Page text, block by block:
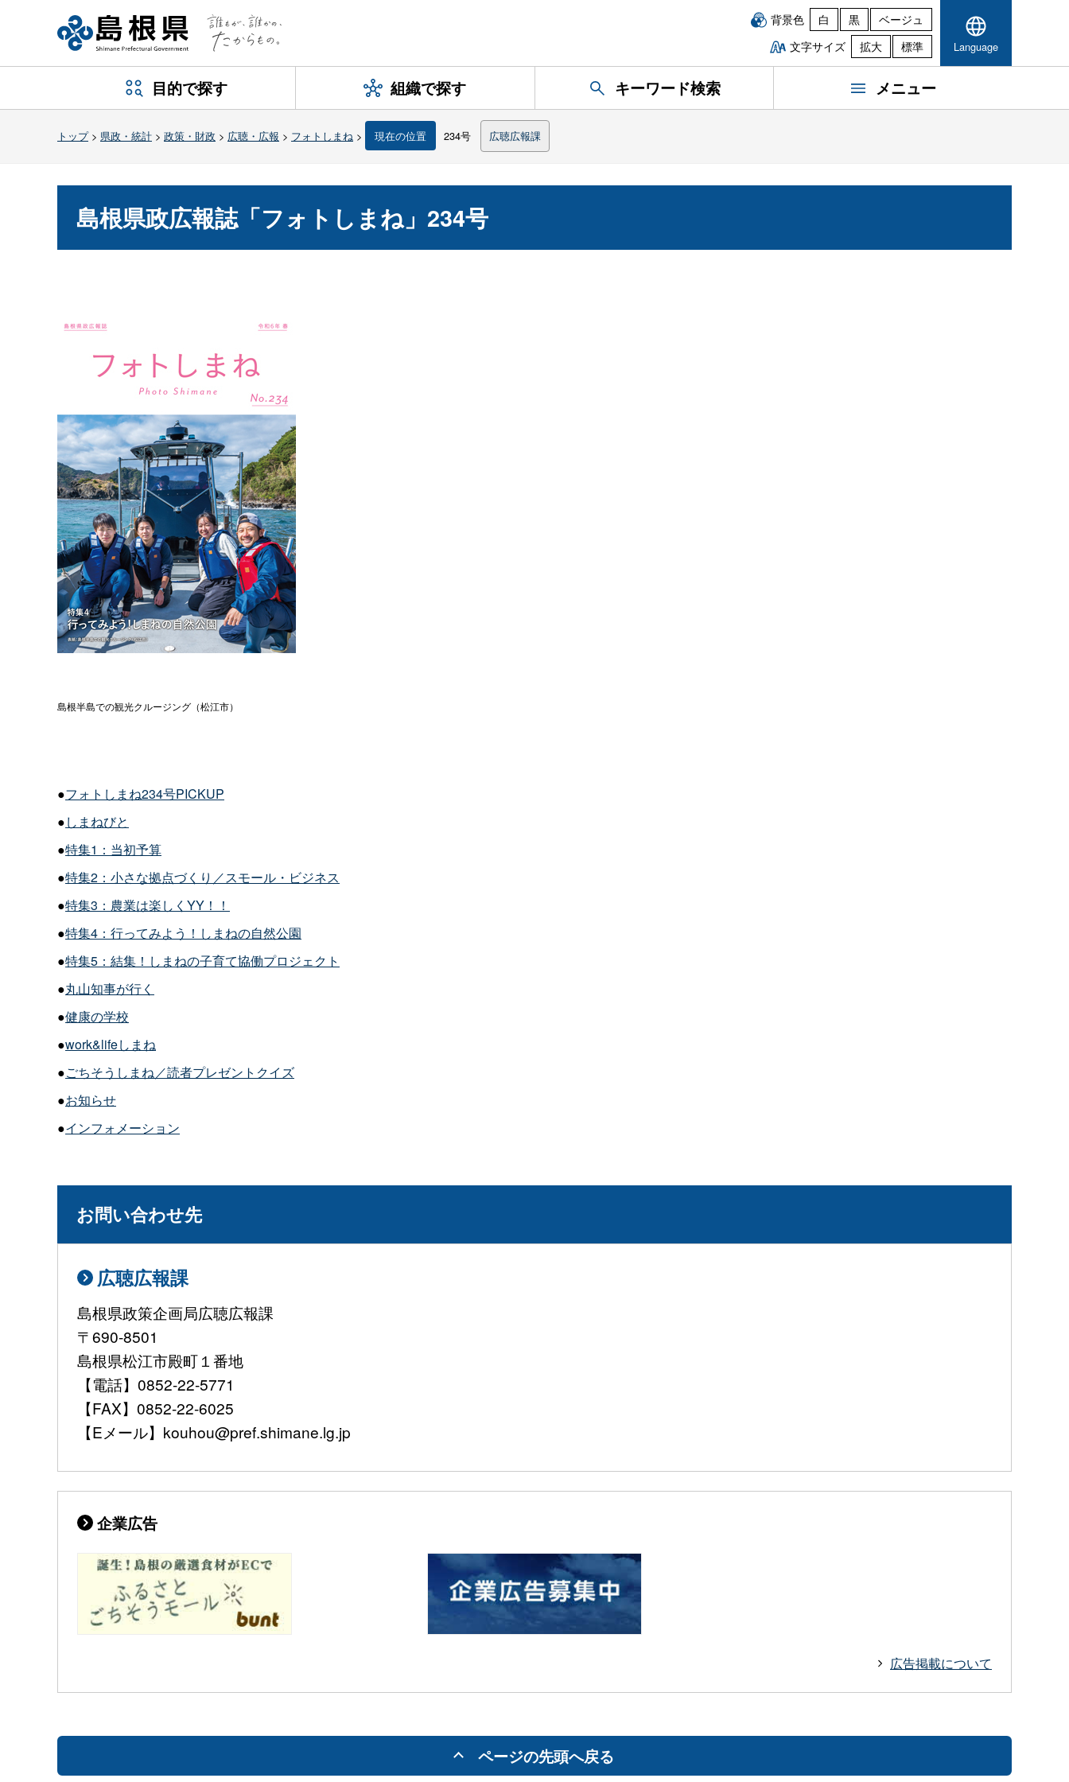
背景色 白 黒
ベージュ
文字サイズ
拡大 標準 Language
目的で探す 組織で探す キーワード検索 メニュー
トップ> 県政・統計 > 政策・財政 > 広聴・広報 > フォトしまね > 現在の位置 234号 広聴広報課
島根県政広報誌「フォトしまね」234号
島根半島での観光クルージング（松江市）
●フォトしまね234号PICKUP
●しまねびと
●特集1：当初予算
●特集2：小さな拠点づくり／スモール・ビジネス
●特集3：農業は楽しくYY！！
●特集4：行ってみよう！しまねの自然公園
●特集5：結集！しまねの子育て協働プロジェクト
●丸山知事が行く
●健康の学校
●work&lifeしまね
●ごちそうしまね／読者プレゼントクイズ
●お知らせ
●インフォメーション
お問い合わせ先
広聴広報課
島根県政策企画局広聴広報課
〒690-8501
島根県松江市殿町１番地
【電話】0852-22-5771
【FAX】0852-22-6025
【Eメール】kouhou@pref.shimane.lg.jp
企業広告
広告掲載について
ページの先頭へ戻る